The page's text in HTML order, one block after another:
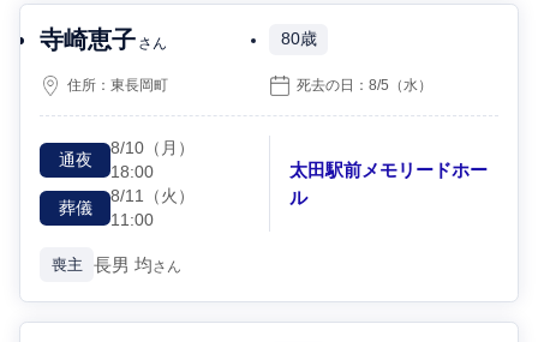
寺崎恵子 さん 80歳
住所：東長岡町 死去の日：8/5 （水）
通夜
8/10 （月）
18:00
葬儀
8/11 （火）
11:00
太田駅前メモリードホー
ル
喪主 長男 均さん